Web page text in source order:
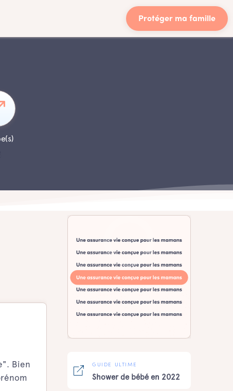
Protéger ma famille
Bien
GUIDE ULTIME
Shower de bébé en 2022